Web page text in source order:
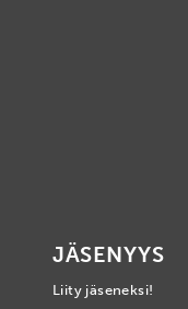
JÄSENYYS
Liity jäseneksi!